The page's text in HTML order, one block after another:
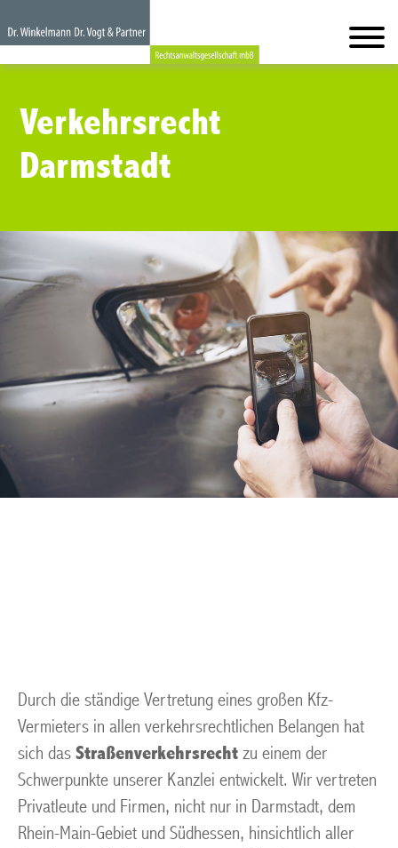
Verkehrsrecht
Darmstadt
Durch die ständige Vertretung eines großen Kfz-
Vermieters in allen verkehrsrechtlichen Belangen hat
sich das Straßenverkehrsrecht zu einem der
Schwerpunkte unserer Kanzlei entwickelt. Wir vertreten
Privatleute und Firmen, nicht nur in Darmstadt, dem
Rhein-Main-Gebiet und Südhessen, hinsichtlich aller